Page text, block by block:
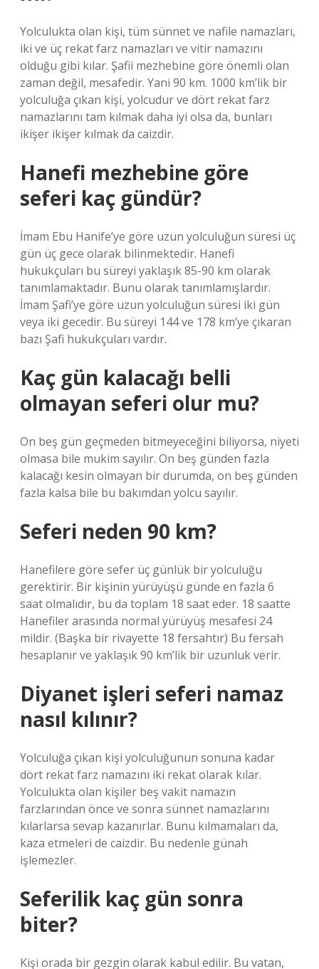
Yolculukta olan kişi, tüm sünnet ve nafile namazları,
iki ve üç rekat farz namazları ve vitir namazını
olduğu gibi kılar. Şafii mezhebine göre önemli olan
zaman değil, mesafedir. Yani 90 km. 1000 km’lik bir
yolculuğa çıkan kişi, yolcudur ve dört rekat farz
namazlarını tam kılmak daha iyi olsa da, bunları
ikişer ikişer kılmak da caizdir.
Hanefi mezhebine göre
seferi kaç gündür?
İmam Ebu Hanife’ye göre uzun yolculuğun süresi üç
gün üç gece olarak bilinmektedir. Hanefi
hukukçuları bu süreyi yaklaşık 85-90 km olarak
tanımlamaktadır. Bunu olarak tanımlamışlardır.
İmam Şafi’ye göre uzun yolculuğun süresi iki gün
veya iki gecedir. Bu süreyi 144 ve 178 km’ye çıkaran
bazı Şafi hukukçuları vardır.
Kaç gün kalacağı belli
olmayan seferi olur mu?
On beş gün geçmeden bitmeyeceğini biliyorsa, niyeti
olmasa bile mukim sayılır. On beş günden fazla
kalacağı kesin olmayan bir durumda, on beş günden
fazla kalsa bile bu bakımdan yolcu sayılır.
Seferi neden 90 km?
Hanefilere göre sefer üç günlük bir yolculuğu
gerektirir. Bir kişinin yürüyüşü günde en fazla 6
saat olmalıdır, bu da toplam 18 saat eder. 18 saatte
Hanefiler arasında normal yürüyüş mesafesi 24
mildir. (Başka bir rivayette 18 fersahtır) Bu fersah
hesaplanır ve yaklaşık 90 km’lik bir uzunluk verir.
Diyanet işleri seferi namaz
nasıl kılınır?
Yolculuğa çıkan kişi yolculuğunun sonuna kadar
dört rekat farz namazını iki rekat olarak kılar.
Yolculukta olan kişiler beş vakit namazın
farzlarından önce ve sonra sünnet namazlarını
kılarlarsa sevap kazanırlar. Bunu kılmamaları da,
kaza etmeleri de caizdir. Bu nedenle günah
işlemezler.
Seferilik kaç gün sonra
biter?
Kişi orada bir gezgin olarak kabul edilir. Bu vatan,